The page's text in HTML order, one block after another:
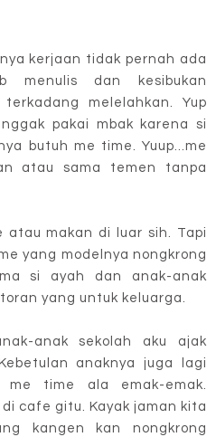
kerjaan tidak pernah ada
menulis dan kesibukan
melelahkan. Yup
pakai mbak karena si
butuh me time. Yuup...me
atau sama temen tanpa
atau makan di luar sih. Tapi
yang modelnya nongkrong
si ayah dan anak-anak
yang untuk keluarga.
anak sekolah aku ajak
anaknya juga lagi
time ala emak-emak.
cafe gitu. Kayak jaman kita
kangen kan nongkrong